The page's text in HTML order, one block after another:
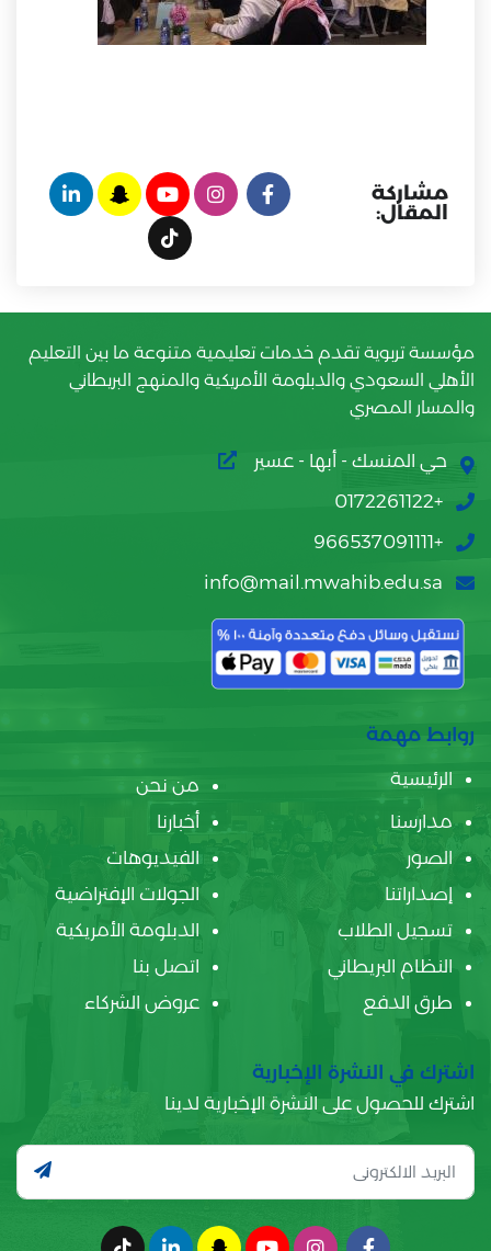
مشاركة
المقال:
مؤسسة تربوية تقدم خدمات تعليمية متنوعة ما بين التعليم
الأهلي السعودي والدبلومة الأمريكية والمنهج البريطاني
والمسار المصري
حي المنسك - أبها - عسير
+0172261122
+966537091111
info@mail.mwahib.edu.sa
روابط مهمة
الرئيسية
من نحن
مدارسنا
أخبارنا
الصور
الفيديوهات
إصداراتنا
الجولات الإفتراضية
تسجيل الطلاب
الدبلومة الأمريكية
النظام البريطاني
اتصل بنا
طرق الدفع
عروض الشركاء
اشترك في النشرة الإخبارية
اشترك للحصول على النشرة الإخبارية لدينا